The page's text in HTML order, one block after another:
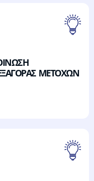
ΜΕΤΟΧΩΝ